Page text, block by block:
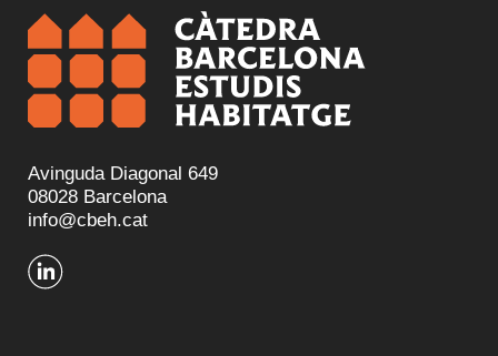
Avinguda Diagonal 649
08028 Barcelona
info@cbeh.cat